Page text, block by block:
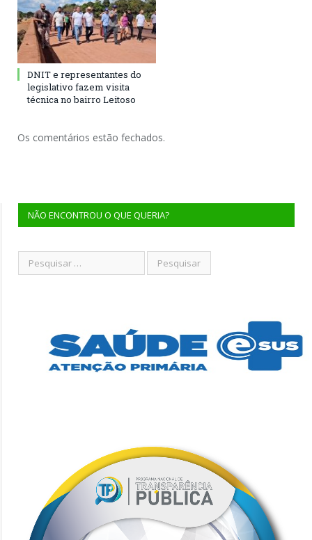
DNIT e representantes do
legislativo fazem visita
técnica no bairro Leitoso
Os comentários estão fechados.
NÃO ENCONTROU O QUE QUERIA?